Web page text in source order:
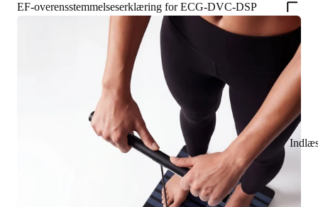
EF-overensstemmelseserklæring for ECG-DVC-DSP